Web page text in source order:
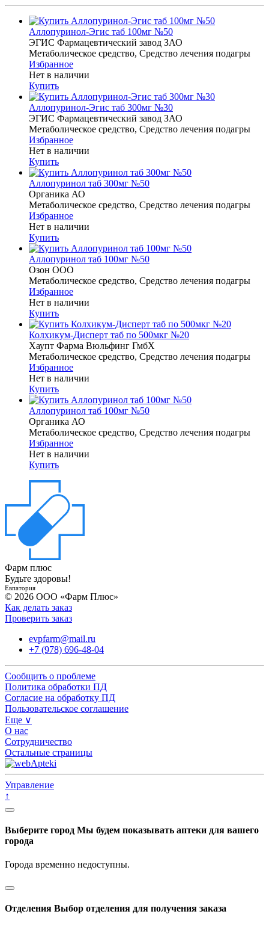
Аллопуринол-Эгис таб 100мг №50
ЭГИС Фармацевтический завод ЗАО
Метаболическое средство, Средство лечения подагры
Избранное
Нет в наличии
Купить
Аллопуринол-Эгис таб 300мг №30
ЭГИС Фармацевтический завод ЗАО
Метаболическое средство, Средство лечения подагры
Избранное
Нет в наличии
Купить
Аллопуринол таб 300мг №50
Органика АО
Метаболическое средство, Средство лечения подагры
Избранное
Нет в наличии
Купить
Аллопуринол таб 100мг №50
Озон ООО
Метаболическое средство, Средство лечения подагры
Избранное
Нет в наличии
Купить
Колхикум-Дисперт таб по 500мкг №20
Хаупт Фарма Вюльфинг ГмбХ
Метаболическое средство, Средство лечения подагры
Избранное
Нет в наличии
Купить
Аллопуринол таб 100мг №50
Органика АО
Метаболическое средство, Средство лечения подагры
Избранное
Нет в наличии
Купить
Фарм плюс
Будьте здоровы!
Евпатория
© 2026 ООО «Фарм Плюс»
Как делать заказ
Проверить заказ
evpfarm@mail.ru
+7 (978) 696-48-04
Сообщить о проблеме
Политика обработки ПД
Согласие на обработку ПД
Пользовательское соглашение
Еще ∨
О нас
Сотрудничество
Остальные страницы
Управление
↑
Выберите город Мы будем показывать аптеки для вашего
города
Города временно недоступны.
Отделения Выбор отделения для получения заказа